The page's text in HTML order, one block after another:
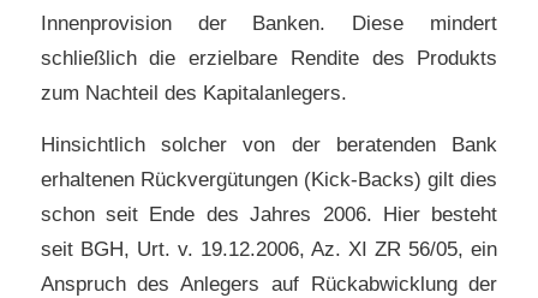
Innenprovision der Banken. Diese mindert
schließlich die erzielbare Rendite des Produkts
zum Nachteil des Kapitalanlegers.
Hinsichtlich solcher von der beratenden Bank
erhaltenen Rückvergütungen (Kick-Backs) gilt dies
schon seit Ende des Jahres 2006. Hier besteht
seit BGH, Urt. v. 19.12.2006, Az. XI ZR 56/05, ein
Anspruch des Anlegers auf Rückabwicklung der